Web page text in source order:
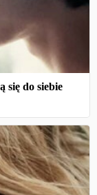
się do siebie